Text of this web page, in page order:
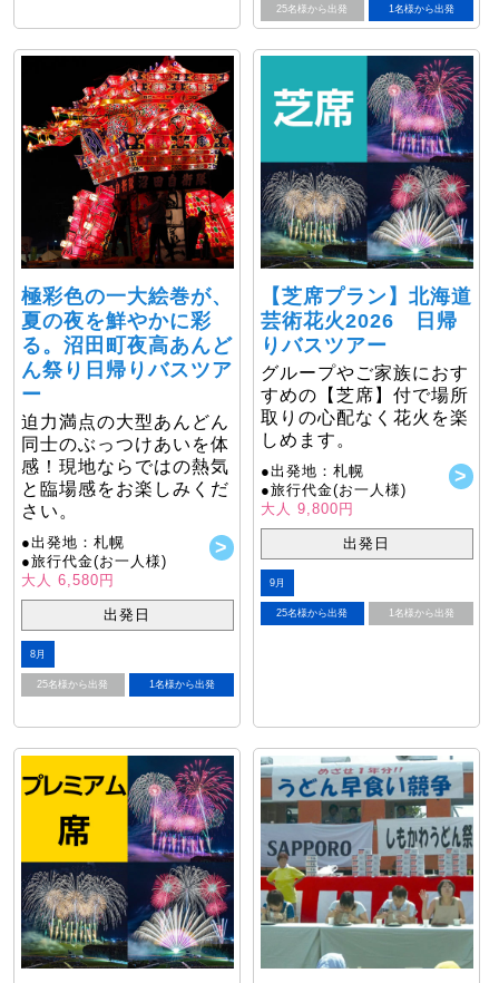
25名様から出発 1名様から出発
極彩色の一大絵巻が、
夏の夜を鮮やかに彩
る。沼田町夜高あんど
ん祭り日帰りバスツア
ー
迫力満点の大型あんどん
同士のぶっつけあいを体
感！現地ならではの熱気
と臨場感をお楽しみくだ
さい。
●出発地：札幌
●旅行代金(お一人様)
大人 6,580円
出発日
8月
25名様から出発 1名様から出発
【芝席プラン】北海道
芸術花火2026 日帰
りバスツアー
グループやご家族におす
すめの【芝席】付で場所
取りの心配なく花火を楽
しめます。
●出発地：札幌
●旅行代金(お一人様)
大人 9,800円
出発日
9月
25名様から出発 1名様から出発